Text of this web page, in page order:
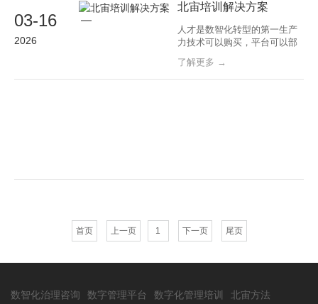
范，但这些制度和规范往往以
营中真正落地执行。管理体
系"写在纸上、挂在墙上、落不
到地上"，是数智化治理的普遍
03-16
2026
北宙培训解决方案
人才是数智化转型的第一生产
力技术可以购买，平台可以部
署，但能够驾驭技术和平台的
人才，才是数智化转型真正的
核心竞争力。在数智化转型的
了解更多 →
首页 上一页 1 下一页 尾页
数智化治理咨询 数字管理平台 数字化管理培训 北宙方法